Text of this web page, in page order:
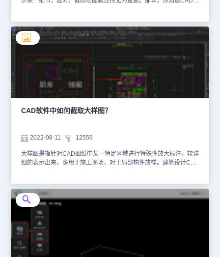
调用JPGOUT命令，显示【创建光栅文件】对话框，将选定对象保存
为JPEG格式的图片文件。具体操作步骤如下：1、启动浩辰CAD，
打开图纸后，用鼠标框选需要截取的图形对象，输入命令：
JPGOUT，点击回车键确认。2、在跳出的【创建光栅文件】对话框
中设置文件保存路径，名称，点击【保存】。3、最后在文件夹中找
到刚刚保存的截图，打开即可。效果图如下所示：在浩辰CAD中，用
户可以根据个人的独特需求，将图形对象巧妙地保存为JPEG、
BMP、PNG、TIF、GIF等多样化的文件格式。本篇文章，小编大家
详细介绍了在浩辰CAD中截取JPG格式图片的步骤。通过以上步骤，
你就能轻松地在CAD软件中进行截图操作了。无论是在工作中展示设
计成果，还是在学习中记录重要瞬间，截图功能都能为你提供极大的
升。
CAD软件中如何截取大样图？
2022-08-11 12559
大样图是指针对CAD图纸中某一特定区域进行特殊性放大标注，较详
细的表示出来，多用于施工现场，对于局部构件放样。建筑设计CAD
下浩辰CAD软件如何截取大样图吧！CAD大样截图步骤： 浩辰CAD
扩展工具中提供了便捷的大样截图命令（REGSCALE），可通过框
选将CAD图纸中某一块截取作为大样。具体操作如下：启动浩辰
CAD后，打开需要用到的图纸文件，在菜单栏中点击【扩展工具】—
【编辑工具】—【大样截图】。如下图所示： 执行命令后，根据系
统提示在CAD图纸中框选大样图的范围，指定复制位置，最后根据提
示设置比例将截取部分放大或缩小，软件会自动将超出范围的线切
掉，完成大样截图。如下图所示： 通过调用浩辰CAD软件中的大样